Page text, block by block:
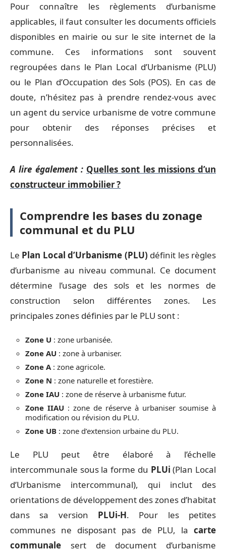
Pour connaître les règlements d’urbanisme
applicables, il faut consulter les documents officiels
disponibles en mairie ou sur le site internet de la
commune. Ces informations sont souvent
regroupées dans le Plan Local d’Urbanisme (PLU)
ou le Plan d’Occupation des Sols (POS). En cas de
doute, n’hésitez pas à prendre rendez-vous avec
un agent du service urbanisme de votre commune
pour obtenir des réponses précises et
personnalisées.
A lire également : Quelles sont les missions d’un
constructeur immobilier ?
Comprendre les bases du zonage
communal et du PLU
Le Plan Local d’Urbanisme (PLU) définit les règles
d’urbanisme au niveau communal. Ce document
détermine l’usage des sols et les normes de
construction selon différentes zones. Les
principales zones définies par le PLU sont :
Zone U : zone urbanisée.
Zone AU : zone à urbaniser.
Zone A : zone agricole.
Zone N : zone naturelle et forestière.
Zone IAU : zone de réserve à urbanisme futur.
Zone IIAU : zone de réserve à urbaniser soumise à
modification ou révision du PLU.
Zone UB : zone d’extension urbaine du PLU.
Le PLU peut être élaboré à l’échelle
intercommunale sous la forme du PLUi (Plan Local
d’Urbanisme intercommunal), qui inclut des
orientations de développement des zones d’habitat
dans sa version PLUi-H. Pour les petites
communes ne disposant pas de PLU, la carte
communale sert de document d’urbanisme